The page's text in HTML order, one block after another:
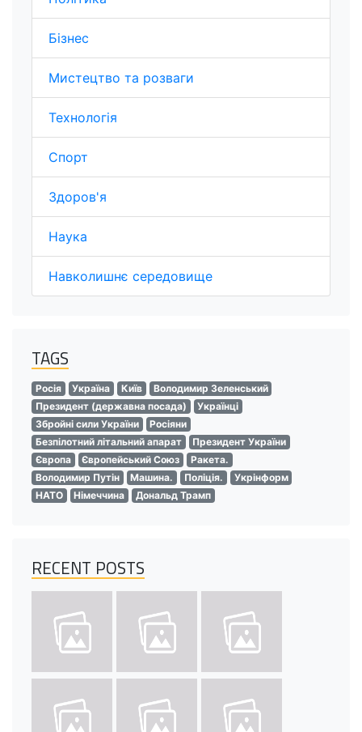
Бізнес
Мистецтво та розваги
Технологія
Спорт
Здоров'я
Наука
Навколишнє середовище
TAGS
Росія Україна Київ
Володимир Зеленський
Президент (державна посада)
Українці
Збройні сили України
Росіяни
Безпілотний літальний апарат
Президент України
Європа
Європейський Союз
Ракета.
Володимир Путін
Машина. Поліція.
Укрінформ
НАТО
Німеччина Дональд Трамп
RECENT POSTS